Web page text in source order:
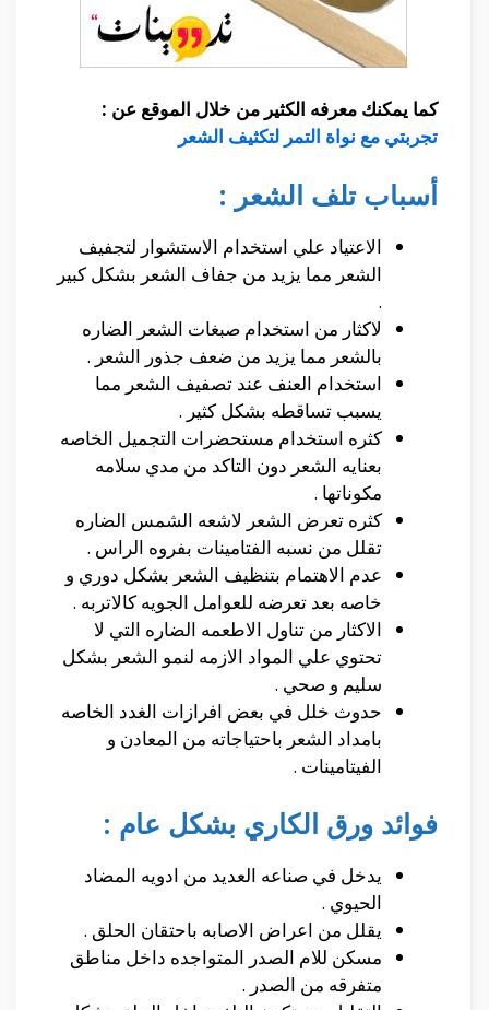
كما يمكنك معرفه الكثير من خلال الموقع عن :
تجربتي مع نواة التمر لتكثيف الشعر
أسباب تلف الشعر :
الاعتياد علي استخدام الاستشوار لتجفيف
الشعر مما يزيد من جفاف الشعر بشكل كبير
.
لاكثار من استخدام صبغات الشعر الضاره
بالشعر مما يزيد من ضعف جذور الشعر .
استخدام العنف عند تصفيف الشعر مما
يسبب تساقطه بشكل كثير .
كثره استخدام مستحضرات التجميل الخاصه
بعنايه الشعر دون التاكد من مدي سلامه
مكوناتها .
كثره تعرض الشعر لاشعه الشمس الضاره
تقلل من نسبه الفتامينات بفروه الراس .
عدم الاهتمام بتنظيف الشعر بشكل دوري و
خاصه بعد تعرضه للعوامل الجويه كالاتربه .
الاكثار من تناول الاطعمه الضاره التي لا
تحتوي علي المواد الازمه لنمو الشعر بشكل
سليم و صحي .
حدوث خلل في بعض افرازات الغدد الخاصه
بامداد الشعر باحتياجاته من المعادن و
الفيتامينات .
فوائد ورق الكاري بشكل عام :
يدخل في صناعه العديد من ادويه المضاد
الحيوي .
يقلل من اعراض الاصابه باحتقان الحلق .
مسكن للام الصدر المتواجده داخل مناطق
متفرقه من الصدر .